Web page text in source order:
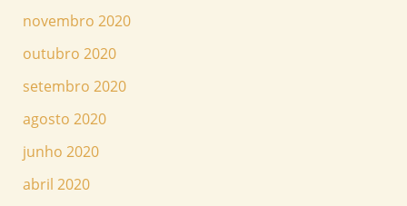
novembro 2020
outubro 2020
setembro 2020
agosto 2020
junho 2020
abril 2020